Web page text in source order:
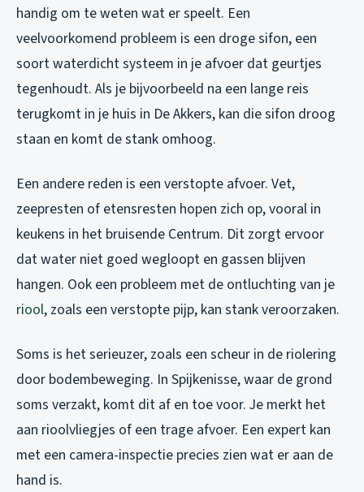
handig om te weten wat er speelt. Een
veelvoorkomend probleem is een droge sifon, een
soort waterdicht systeem in je afvoer dat geurtjes
tegenhoudt. Als je bijvoorbeeld na een lange reis
terugkomt in je huis in De Akkers, kan die sifon droog
staan en komt de stank omhoog.
Een andere reden is een verstopte afvoer. Vet,
zeepresten of etensresten hopen zich op, vooral in
keukens in het bruisende Centrum. Dit zorgt ervoor
dat water niet goed wegloopt en gassen blijven
hangen. Ook een probleem met de ontluchting van je
riool, zoals een verstopte pijp, kan stank veroorzaken.
Soms is het serieuzer, zoals een scheur in de riolering
door bodembeweging. In Spijkenisse, waar de grond
soms verzakt, komt dit af en toe voor. Je merkt het
aan rioolvliegjes of een trage afvoer. Een expert kan
met een camera-inspectie precies zien wat er aan de
hand is.